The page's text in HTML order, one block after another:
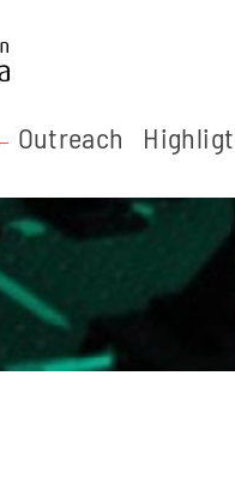
Outreach